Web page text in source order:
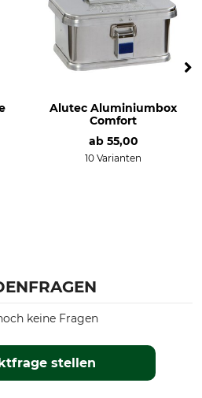
Alutec Aluminiumbox
Comfort
ab 55,00
10 Varianten
stellen
keine Fragen